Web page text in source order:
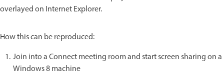
overlayed on Internet Explorer.
How this can be reproduced:
Join into a Connect meeting room and start screen sharing on a
Windows 8 machine